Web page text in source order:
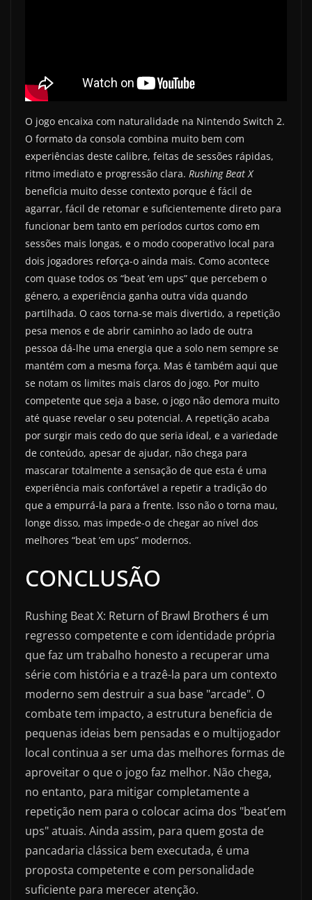
O jogo encaixa com naturalidade na Nintendo Switch 2.
O formato da consola combina muito bem com
experiências deste calibre, feitas de sessões rápidas,
ritmo imediato e progressão clara. Rushing Beat X
beneficia muito desse contexto porque é fácil de
agarrar, fácil de retomar e suficientemente direto para
funcionar bem tanto em períodos curtos como em
sessões mais longas, e o modo cooperativo local para
dois jogadores reforça-o ainda mais. Como acontece
com quase todos os “beat ’em ups” que percebem o
género, a experiência ganha outra vida quando
partilhada. O caos torna-se mais divertido, a repetição
pesa menos e de abrir caminho ao lado de outra
pessoa dá-lhe uma energia que a solo nem sempre se
mantém com a mesma força. Mas é também aqui que
se notam os limites mais claros do jogo. Por muito
competente que seja a base, o jogo não demora muito
até quase revelar o seu potencial. A repetição acaba
por surgir mais cedo do que seria ideal, e a variedade
de conteúdo, apesar de ajudar, não chega para
mascarar totalmente a sensação de que esta é uma
experiência mais confortável a repetir a tradição do
que a empurrá-la para a frente. Isso não o torna mau,
longe disso, mas impede-o de chegar ao nível dos
melhores “beat ’em ups” modernos.
CONCLUSÃO
Rushing Beat X: Return of Brawl Brothers é um
regresso competente e com identidade própria
que faz um trabalho honesto a recuperar uma
série com história e a trazê-la para um contexto
moderno sem destruir a sua base "arcade". O
combate tem impacto, a estrutura beneficia de
pequenas ideias bem pensadas e o multijogador
local continua a ser uma das melhores formas de
aproveitar o que o jogo faz melhor. Não chega,
no entanto, para mitigar completamente a
repetição nem para o colocar acima dos "beat’em
ups" atuais. Ainda assim, para quem gosta de
pancadaria clássica bem executada, é uma
proposta competente e com personalidade
suficiente para merecer atenção.